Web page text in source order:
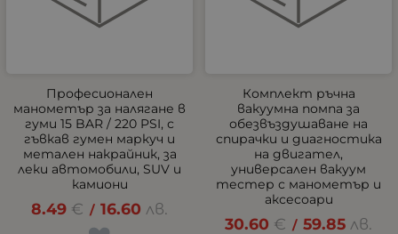
Професионален
манометър за налягане в
гуми 15 BAR / 220 PSI, с
гъвкав гумен маркуч и
метален накрайник, за
леки автомобили, SUV и
камиони
8.49 € / 16.60 лв.
Комплект ръчна
вакуумна помпа за
обезвъздушаване на
спирачки и диагностика
на двигател,
универсален вакуум
тестер с манометър и
аксесоари
30.60 € / 59.85 лв.